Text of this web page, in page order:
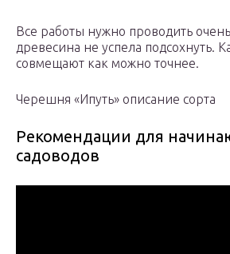
Все работы нужно проводить
древесина не успела подсохнуть.
совмещают как можно точнее.
Черешня «Ипуть» описание сорта
Рекомендации для
садоводов